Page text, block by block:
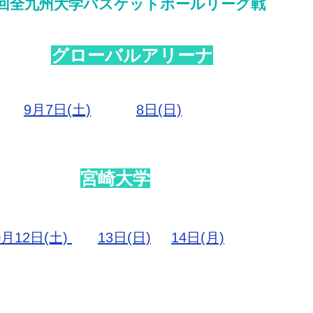
全九州大学バスケットボールリーグ戦
グローバルアリーナ
9月7日(土) ​8日(日)
宮崎大学
12日(土) 13日(日) ​14日(月)